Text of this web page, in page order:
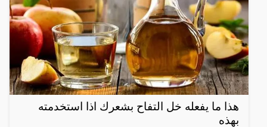
هذا ما يفعله خل التفاح بشعرك اذا استخدمته
بهذه